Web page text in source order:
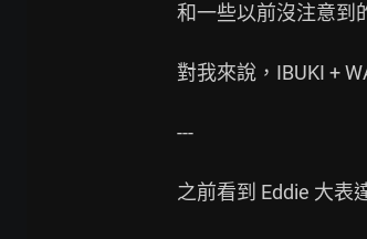
和一些以前沒注意到
對我來說，IBUKI +
---
之前看到 Eddie 大表